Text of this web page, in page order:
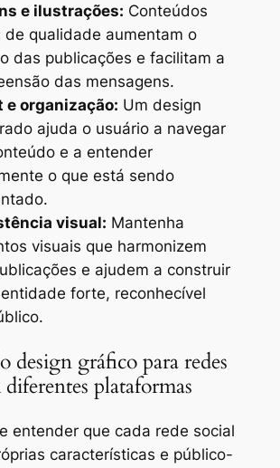
e ilustrações: Conteúdos
de qualidade aumentam o
das publicações e facilitam a
das mensagens.
e organização: Um design
ajuda o usuário a navegar
e a entender
o que está sendo
visual: Mantenha
visuais que harmonizem
e ajudem a construir
forte, reconhecível
design gráfico para redes
diferentes plataformas
entender que cada rede social
características e público-